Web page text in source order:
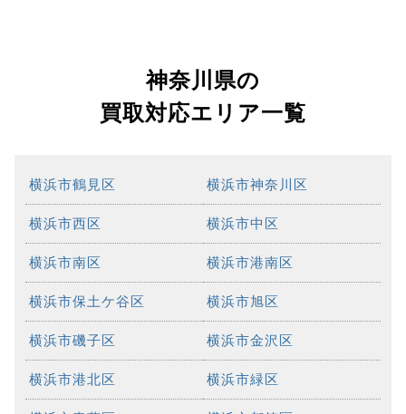
神奈川県の
買取対応エリア一覧
横浜市鶴見区 横浜市神奈川区
横浜市西区 横浜市中区
横浜市南区 横浜市港南区
横浜市保土ケ谷区 横浜市旭区
横浜市磯子区 横浜市金沢区
横浜市港北区 横浜市緑区